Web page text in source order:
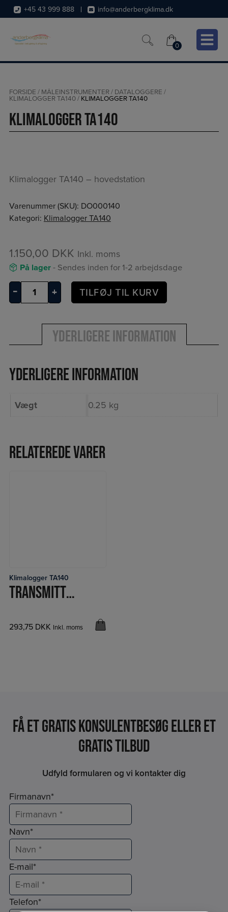
Hop
til
indholdet
+45 43 999 888 info@anderbergklima.dk
0
0
FORSIDE / MÅLEINSTRUMENTER/ DATALOGGERE /
KLIMALOGGER TA140/ KLIMALOGGER TA140
Klimalogger TA140
Klimalogger TA140 – hovedstation
Varenummer (SKU): DO000140
Kategori: Klimalogger TA140
1.150,00 DKK Inkl. moms
På lager- Sendes inden for 1-2 arbejdsdage
–
Klimalogger
TA140
+ TILFØJ TIL KURV
Yderligere information
Yderligere information
Vægt 0.25 kg
Relaterede varer
LÆS MERE
Klimalogger TA140
TRANSMITTER TEMP/FUGT
293,75 DKK Inkl. moms
Få et Gratis konsulentbesøg eller et
gratis tilbud
Udfyld formularen og vi kontakter dig
Firmanavn*
Navn*
E-mail*
Telefon*